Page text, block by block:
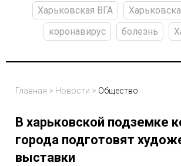
Харьковская ВГА
коронавирус
болезнь
Главная > Новости > Общество
В харьковской подземке
города подготовят
выставки